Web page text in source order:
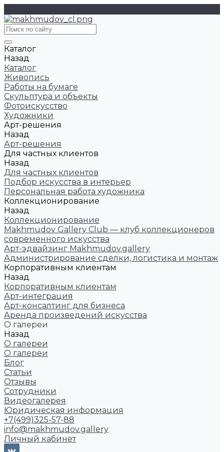
Каталог
Назад
Каталог
Живопись
Работы на бумаге
Скульптура и объекты
Фотоискусство
Художники
Арт-решения
Назад
Арт-решения
Для частных клиентов
Назад
Для частных клиентов
Подбор искусства в интерьер
Персональная работа художника
Коллекционирование
Назад
Коллекционирование
Makhmudov Gallery Club — клуб коллекционеров
современного искусства
Арт-эдвайзинг Makhmudov.gallery
Администрирование сделки, логистика и монтаж
Корпоративным клиентам
Назад
Корпоративным клиентам
Арт-интеграция
Арт-консалтинг для бизнеса
Аренда произведений искусства
О галереи
Назад
О галереи
О галереи
Блог
Статьи
Отзывы
Сотрудники
Видеогалерея
Юридическая информация
+7(499)325-57-88
info@makhmudov.gallery
Личный кабинет